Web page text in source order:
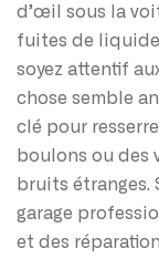
d’œil sous la
fuites de
soyez attentif
chose semble
clé pour
boulons ou des
bruits étranges.
garage
et des